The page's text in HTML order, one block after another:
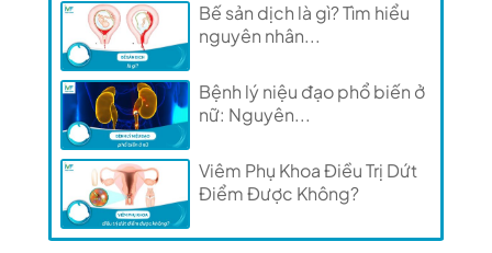
Bế sản dịch là gì? Tìm hiểu
nguyên nhân...
Bệnh lý niệu đạo phổ biến ở
nữ: Nguyên...
Viêm Phụ Khoa Điều Trị Dứt
Điểm Được Không?